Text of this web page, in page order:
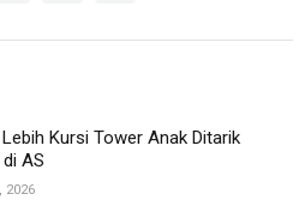
Kursi Tower Anak Ditarik
AS
2026